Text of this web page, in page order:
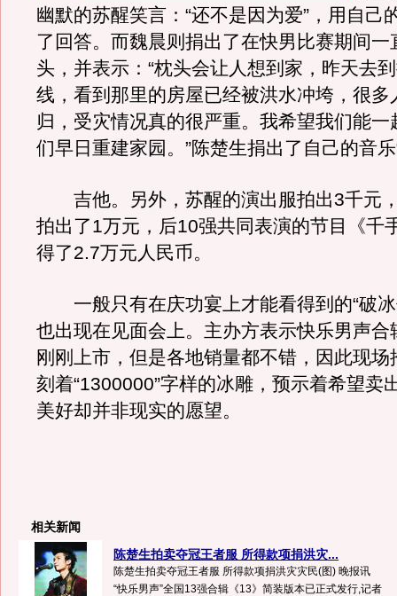
幽默的苏醒笑言：“还不是因为爱”，用自己
了回答。而魏晨则捐出了在快男比赛期间一
头，并表示：“枕头会让人想到家，昨天去
线，看到那里的房屋已经被洪水冲垮，很多
归，受灾情况真的很严重。我希望我们能一
们早日重建家园。”陈楚生捐出了自己的
吉他。另外，苏醒的演出服拍出3千元
拍出了1万元，后10强共同表演的节目《千
得了2.7万元人民币。
一般只有在庆功宴上才能看得到的“破冰
也出现在见面会上。主办方表示快乐男声合
刚刚上市，但是各地销量都不错，因此现场
刻着“1300000”字样的冰雕，预示着希望卖
美好却并非现实的愿望。
相关新闻
陈楚生拍卖夺冠王者服 所得款项捐洪灾...
陈楚生拍卖夺冠王者服 所得款项捐洪灾灾民(图) 晚报讯
“快乐男声”全国13强合辑《13》简装版本已正式发行,记者